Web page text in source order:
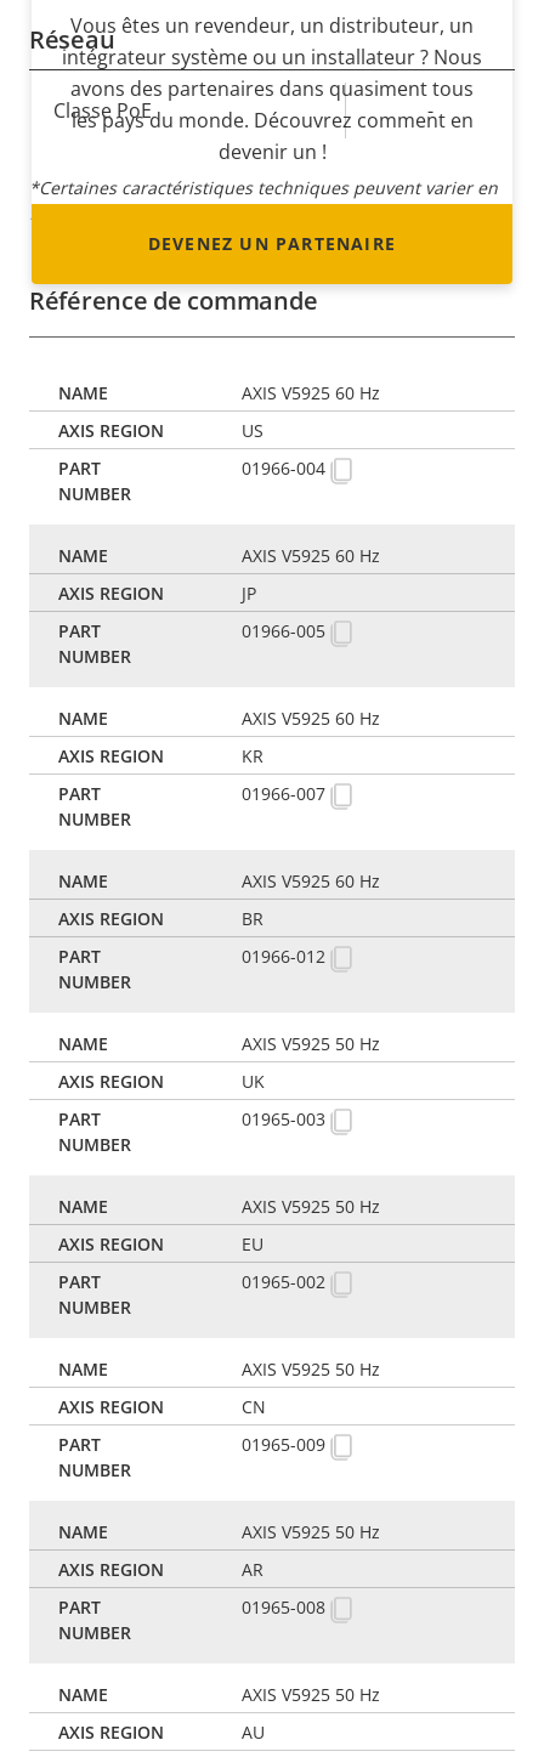
Réseau
Description
Valeur de
la
Classe PoE -
*Certaines caractéristiques techniques peuvent varier en
fonction de l'option matérielle choisie.
Vous êtes un revendeur, un distributeur, un
intégrateur système ou un installateur ? Nous
avons des partenaires dans quasiment tous
les pays du monde. Découvrez comment en
devenir un !
DEVENEZ UN PARTENAIRE
Référence de commande
AXIS V5925 60 Hz
US
01966-004
AXIS V5925 60 Hz
JP
01966-005
AXIS V5925 60 Hz
KR
01966-007
AXIS V5925 60 Hz
BR
01966-012
AXIS V5925 50 Hz
UK
01965-003
AXIS V5925 50 Hz
EU
01965-002
AXIS V5925 50 Hz
CN
01965-009
AXIS V5925 50 Hz
AR
01965-008
AXIS V5925 50 Hz
AU